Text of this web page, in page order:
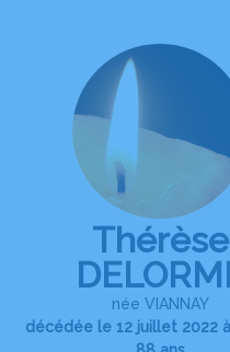
Thérèse
née VIANNAY
décédée le 12 juillet 2022